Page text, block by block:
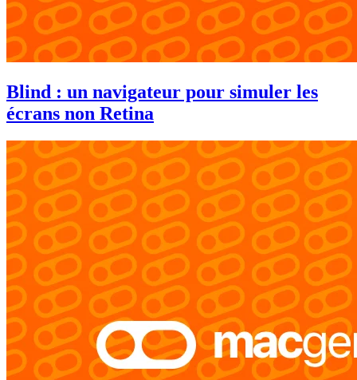
Blind : un navigateur pour simuler les
écrans non Retina